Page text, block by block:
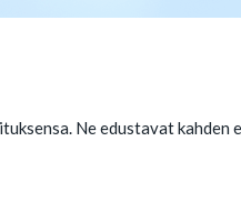
Ne edustavat kahden